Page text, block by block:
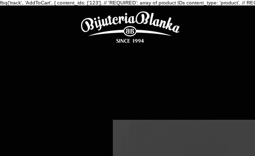
fbq('track', 'AddToCart', { content_ids: ['123'], // 'REQUIRED': array of product IDs content_type: 'product', //